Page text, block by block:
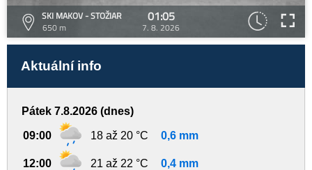
SKI MAKOV - STOŽIAR
650 m
01:05
7. 8. 2026
Aktuální info
Pátek 7.8.2026 (dnes)
09:00 18 až 20 °C 0,6 mm
12:00 21 až 22 °C 0,4 mm